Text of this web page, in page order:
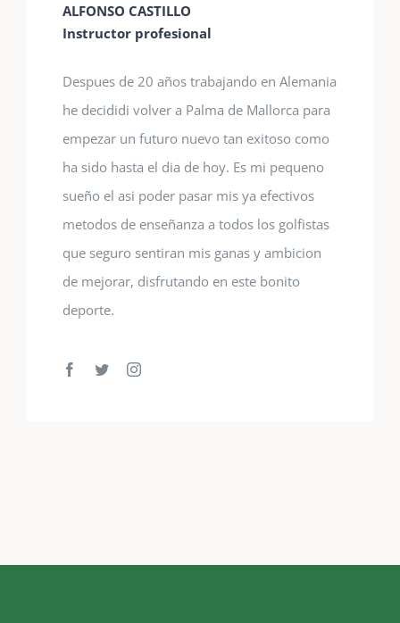
ALFONSO CASTILLO
Instructor profesional
Despues de 20 años trabajando en Alemania
he decididi volver a Palma de Mallorca para
empezar un futuro nuevo tan exitoso como
ha sido hasta el dia de hoy. Es mi pequeno
sueño el asi poder pasar mis ya efectivos
metodos de enseñanza a todos los golfistas
que seguro sentiran mis ganas y ambicion
de mejorar, disfrutando en este bonito
deporte.